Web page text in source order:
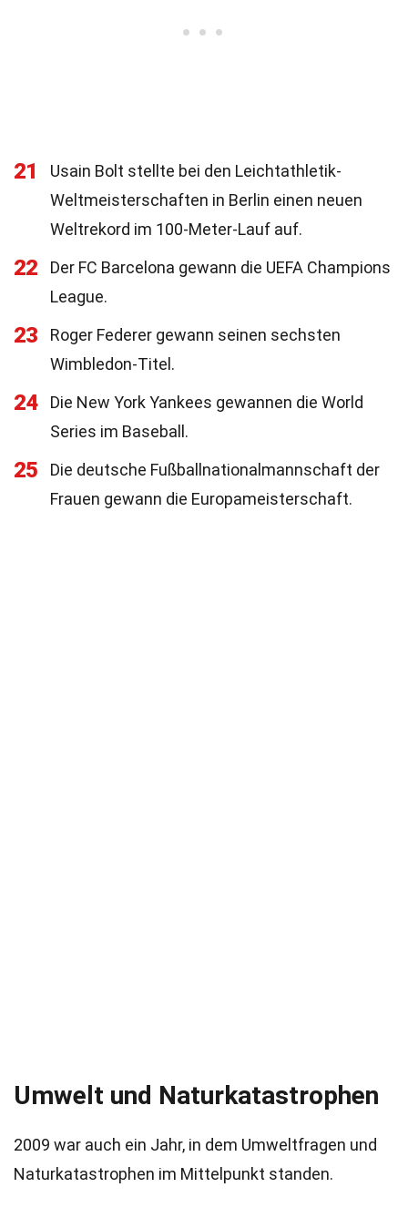
21
Usain Bolt stellte bei den Leichtathletik-
Weltmeisterschaften in Berlin einen neuen
Weltrekord im 100-Meter-Lauf auf.
22
Der FC Barcelona gewann die UEFA Champions
League.
23
Roger Federer gewann seinen sechsten
Wimbledon-Titel.
24
Die New York Yankees gewannen die World
Series im Baseball.
25
Die deutsche Fußballnationalmannschaft der
Frauen gewann die Europameisterschaft.
Umwelt und Naturkatastrophen
2009 war auch ein Jahr, in dem Umweltfragen und
Naturkatastrophen im Mittelpunkt standen.